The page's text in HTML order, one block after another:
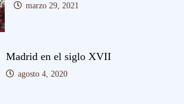
marzo 29, 2021
Madrid en el siglo XVII
agosto 4, 2020